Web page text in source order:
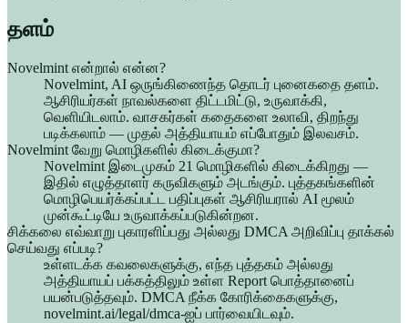
தளம்
Novelmint என்றால் என்ன?
Novelmint, AI ஒருங்கிணைந்த தொடர் புனைகதை தளம்.
ஆசிரியர்கள் நாவல்களை திட்டமிட்டு, உருவாக்கி,
வெளியிடலாம். வாசகர்கள் கதைகளை உலாவி, திறந்து
படிக்கலாம் — முதல் அத்தியாயம் எப்போதும் இலவசம்.
Novelmint வேறு மொழிகளில் கிடைக்குமா?
Novelmint இடைமுகம் 21 மொழிகளில் கிடைக்கிறது —
இதில் எழுத்தாளர் கருவிகளும் அடங்கும். புத்தகங்களின்
மொழிபெயர்க்கப்பட்ட பதிப்புகள் ஆசிரியரால் AI மூலம்
முன்கூட்டியே உருவாக்கப்படுகின்றன.
சிக்கலை எவ்வாறு புகாரளிப்பது அல்லது DMCA அறிவிப்பு தாக்கல்
செய்வது எப்படி?
உள்ளடக்க கவலைகளுக்கு, எந்த புத்தகம் அல்லது
அத்தியாயப் பக்கத்திலும் உள்ள Report பொத்தானைப்
பயன்படுத்தவும். DMCA நீக்க கோரிக்கைகளுக்கு,
novelmint.ai/legal/dmca-ஐப் பார்வையிடவும்.